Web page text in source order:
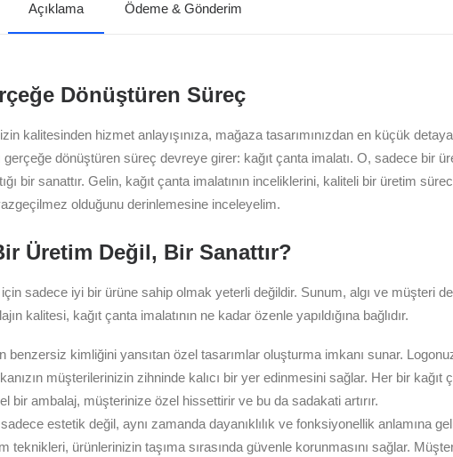
Açıklama Ödeme & Gönderim
Dönüştüren Süreç
kalitesinden hizmet anlayışınıza, mağaza tasarımınızdan en küçük
dönüştüren süreç devreye girer: kağıt çanta imalatı. O, sadece bir
bir sanattır. Gelin, kağıt çanta imalatının inceliklerini, kaliteli bir üretim
olduğunu derinlemesine inceleyelim.
Üretim Değil, Bir Sanattır?
sadece iyi bir ürüne sahip olmak yeterli değildir. Sunum, algı ve müşteri
kalitesi, kağıt çanta imalatının ne kadar özenle yapıldığına bağlıdır.
benzersiz kimliğini yansıtan özel tasarımlar oluşturma imkanı sunar.
müşterilerinizin zihninde kalıcı bir yer edinmesini sağlar. Her bir
ambalaj, müşterinize özel hissettirir ve bu da sadakati artırır.
estetik değil, aynı zamanda dayanıklılık ve fonksiyonellik anlamına
teknikleri, ürünlerinizin taşıma sırasında güvenle korunmasını sağlar.